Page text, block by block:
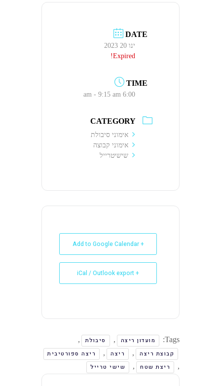
DATE
ינו 20 2023
Expired!
TIME
6:00 am - 9:15 am
CATEGORY
אימוני סיבולת
אימוני קבוצה
שישיטרייל
+ Add to Google Calendar
+ iCal / Outlook export
Tags: מועדון ריצה , סיבולת
,
קבוצת ריצה
, ריצה ,
ריצה ספורטיבית
,
ריצת שטח , שישי טרייל